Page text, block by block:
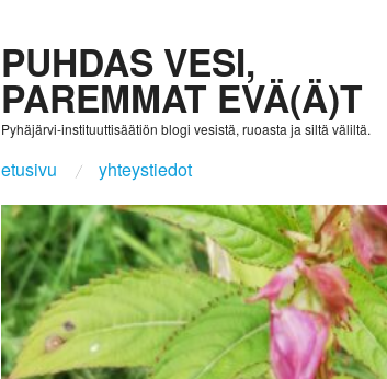
PUHDAS VESI,
PAREMMAT EVÄ(Ä)T
Pyhäjärvi-instituuttisäätiön blogi vesistä, ruoasta ja siltä väliltä.
etusivu yhteystiedot